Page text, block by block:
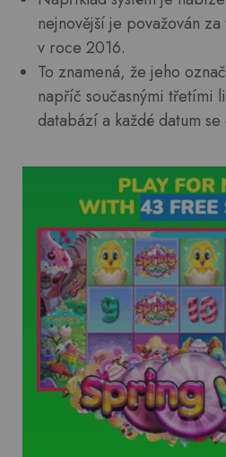
nejnovější je považován
v roce 2016.
To znamená, že jeho
napříč současnými třetími
databází a každé datum se